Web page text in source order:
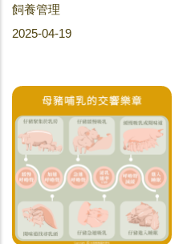
飼養管理
2025-04-19